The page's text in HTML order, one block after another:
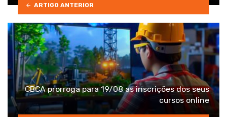
ARTIGO ANTERIOR
CBCA prorroga para 19/08 as inscrições dos seus
cursos online